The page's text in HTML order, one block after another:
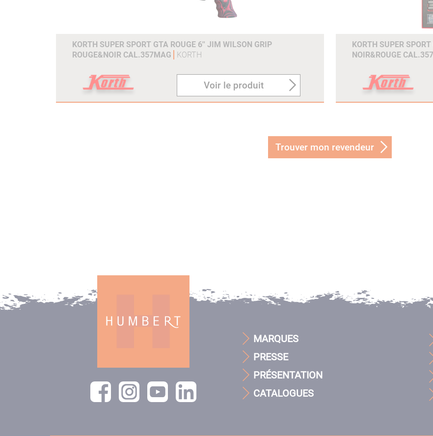
KORTH SUPER SPORT GTA ROUGE 6'' JIM WILSON GRIP
ROUGE&NOIR CAL.357MAG
KORTH
Voir le produit
KORTH SUPER
NOIR&ROUGE
Trouver mon revendeur
MARQUES
PRESSE
PRÉSENTATION
CATALOGUES